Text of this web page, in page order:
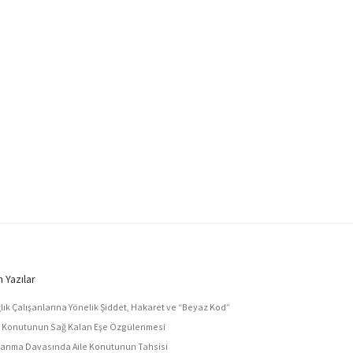
Yazılar
Çalışanlarına Yönelik Şiddet, Hakaret ve “Beyaz Kod”
Konutunun Sağ Kalan Eşe Özgülenmesi
Davasında Aile Konutunun Tahsisi